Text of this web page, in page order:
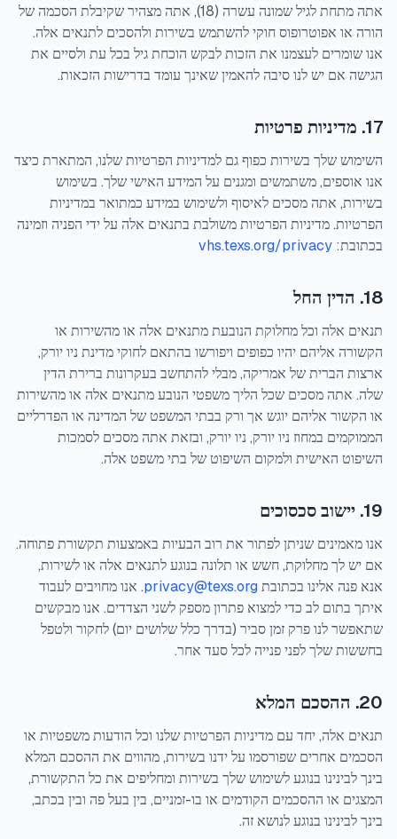
אתה מתחת לגיל שמונה עשרה (18), אתה מצהיר שקיבלת הסכמה של
הורה או אפוטרופוס חוקי להשתמש בשירות ולהסכים לתנאים אלה.
אנו שומרים לעצמנו את הזכות לבקש הוכחת גיל בכל עת ולסיים את
הגישה אם יש לנו סיבה להאמין שאינך עומד בדרישות הזכאות.
17. מדיניות פרטיות
השימוש שלך בשירות כפוף גם למדיניות הפרטיות שלנו, המתארת כיצד
אנו אוספים, משתמשים ומגנים על המידע האישי שלך. בשימוש
בשירות, אתה מסכים לאיסוף ולשימוש במידע כמתואר במדיניות
הפרטיות. מדיניות הפרטיות משולבת בתנאים אלה על ידי הפניה וזמינה
בכתובת: vhs.texs.org/privacy
18. הדין החל
תנאים אלה וכל מחלוקת הנובעת מתנאים אלה או מהשירות או
הקשורה אליהם יהיו כפופים ויפורשו בהתאם לחוקי מדינת ניו יורק,
ארצות הברית של אמריקה, מבלי להתחשב בעקרונות ברירת הדין
שלה. אתה מסכים שכל הליך משפטי הנובע מתנאים אלה או מהשירות
או הקשור אליהם יוגש אך ורק בבתי המשפט של המדינה או הפדרליים
הממוקמים במחוז ניו יורק, ניו יורק, ובזאת אתה מסכים לסמכות
השיפוט האישית ולמקום השיפוט של בתי משפט אלה.
19. יישוב סכסוכים
אנו מאמינים שניתן לפתור את רוב הבעיות באמצעות תקשורת פתוחה.
אם יש לך מחלוקת, חשש או תלונה בנוגע לתנאים אלה או לשירות,
אנא פנה אלינו בכתובתprivacy@texs.org
. אנו מחויבים לעבוד
איתך בתום לב כדי למצוא פתרון מספק לשני הצדדים. אנו מבקשים
שתאפשר לנו פרק זמן סביר (בדרך כלל שלושים יום) לחקור ולטפל
בחששות שלך לפני פנייה לכל סעד אחר.
20. ההסכם המלא
תנאים אלה, יחד עם מדיניות הפרטיות שלנו וכל הודעות משפטיות או
הסכמים אחרים שפורסמו על ידנו בשירות, מהווים את ההסכם המלא
בינך לבינינו בנוגע לשימוש שלך בשירות ומחליפים את כל התקשורת,
המצגים או ההסכמים הקודמים או בו-זמניים, בין בעל פה ובין בכתב,
בינך לבינינו בנוגע לנושא זה.